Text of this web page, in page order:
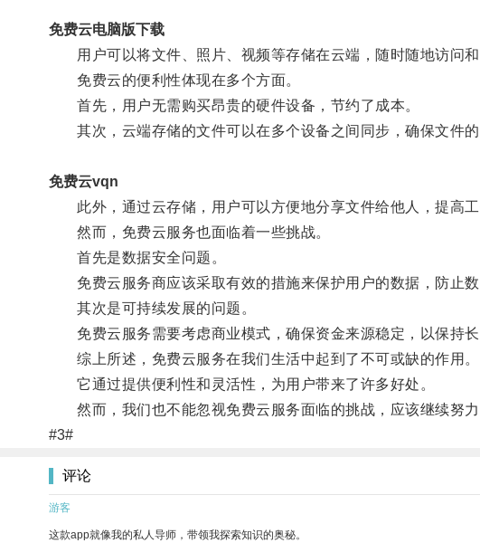
免费云电脑版下载
用户可以将文件、照片、视频等存储在云端，随时随地访问和
免费云的便利性体现在多个方面。
首先，用户无需购买昂贵的硬件设备，节约了成本。
其次，云端存储的文件可以在多个设备之间同步，确保文件的
免费云vqn
此外，通过云存储，用户可以方便地分享文件给他人，提高工
然而，免费云服务也面临着一些挑战。
首先是数据安全问题。
免费云服务商应该采取有效的措施来保护用户的数据，防止数
其次是可持续发展的问题。
免费云服务需要考虑商业模式，确保资金来源稳定，以保持长
综上所述，免费云服务在我们生活中起到了不可或缺的作用。
它通过提供便利性和灵活性，为用户带来了许多好处。
然而，我们也不能忽视免费云服务面临的挑战，应该继续努力
#3#
评论
游客
这款app就像我的私人导师，带领我探索知识的奥秘。